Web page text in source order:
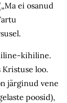
ei osanud
kihiline.
Kristuse loo.
järginud vene
poosid),